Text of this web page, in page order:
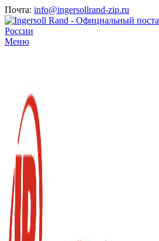
Почта: info@ingersollrand-zip.ru
Меню